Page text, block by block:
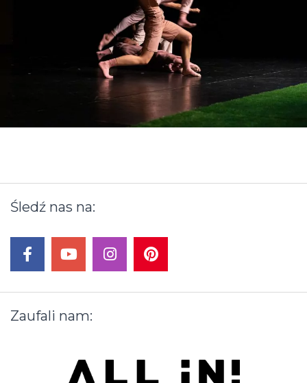
Śledź nas na:
Zaufali nam: